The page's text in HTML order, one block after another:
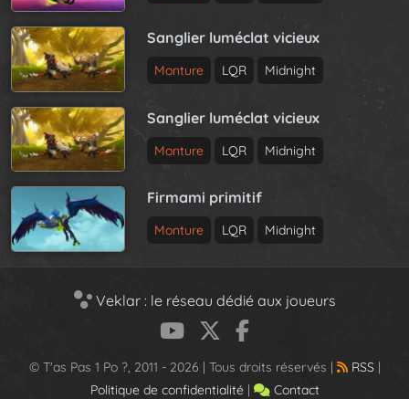
Sanglier luméclat vicieux
Monture LQR Midnight
Sanglier luméclat vicieux
Monture LQR Midnight
Firmami primitif
Monture LQR Midnight
Veklar : le réseau dédié aux joueurs
© T'as Pas 1 Po ?, 2011 - 2026 | Tous droits réservés | RSS|
Politique de confidentialité| Contact